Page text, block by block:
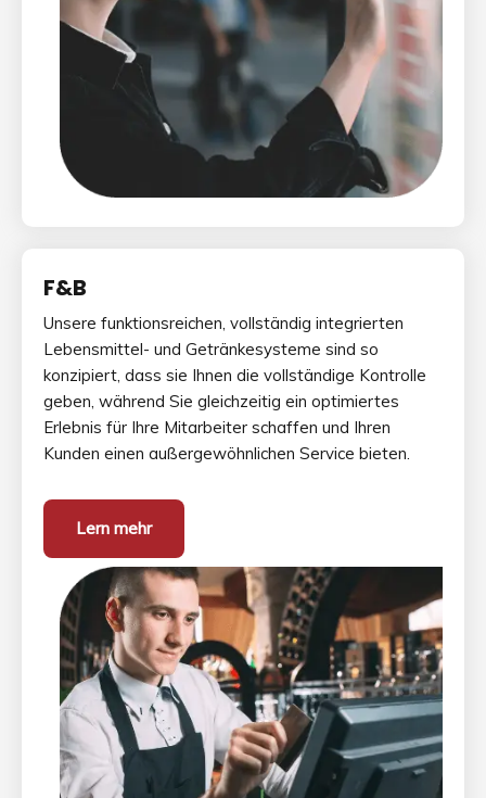
F&B
Unsere funktionsreichen, vollständig integrierten
Lebensmittel- und Getränkesysteme sind so
konzipiert, dass sie Ihnen die vollständige Kontrolle
geben, während Sie gleichzeitig ein optimiertes
Erlebnis für Ihre Mitarbeiter schaffen und Ihren
Kunden einen außergewöhnlichen Service bieten.
Lern mehr